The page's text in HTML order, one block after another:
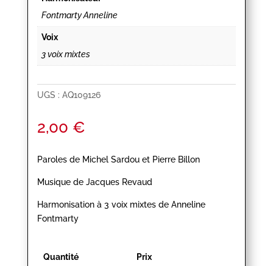
Fontmarty Anneline
Voix
3 voix mixtes
UGS : AQ109126
2,00 €
Paroles de Michel Sardou et Pierre Billon
Musique de Jacques Revaud
Harmonisation à 3 voix mixtes de Anneline
Fontmarty
Quantité Prix